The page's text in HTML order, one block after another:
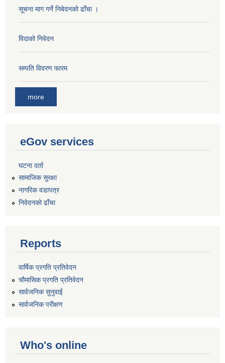
सूचना माग गर्ने निबेदनको ढाँचा ।
विदाको निवेदन
सम्पति विवरण फारम
more
eGov services
घटना दर्ता
सामाजिक सुरक्षा
नागरिक वडापत्र
निवेदनको ढाँचा
Reports
वार्षिक प्रगति प्रतिवेदन
चौमासिक प्रगति प्रतिवेदन
सार्वजनिक सुनुवाई
सार्वजनिक परीक्षण
Who's online